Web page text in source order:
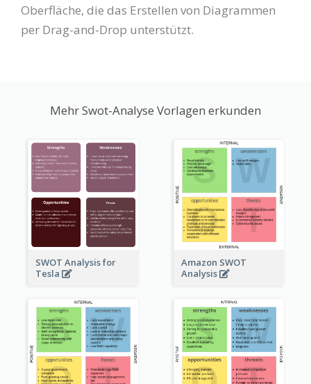
Oberfläche, die das Erstellen von Diagrammen
per Drag-and-Drop unterstützt.
Mehr Swot-Analyse Vorlagen erkunden
SWOT Analysis for
Tesla
Amazon SWOT
Analysis